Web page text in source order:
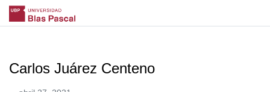
Carlos Juárez Centeno